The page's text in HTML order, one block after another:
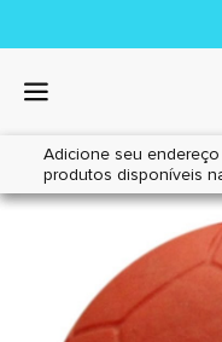
Adicione seu
produtos disponíveis
Home|Cães|Brinquedos